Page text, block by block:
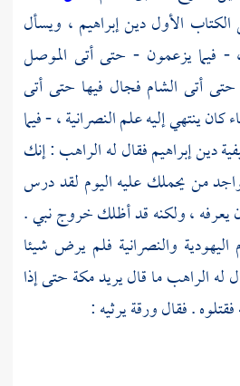
الأول دينإبراهيم ، ويسأل
- فيما يزعمون - حتى أتى الموصل
حتى أتى الشام فجال فيها حتى أتى
كان ينتهي إليه علم النصرانية ، - فيما
دينإبراهيمفقال له الراهب : إنك
من يحملك عليه اليوم لقد درس
، ولكنه قد أظلك خروج نبي .
والنصرانية فلم يرض شيئا
له الراهب ما قال يريدمكةحتى إذا
. فقالورقةيرثيه :